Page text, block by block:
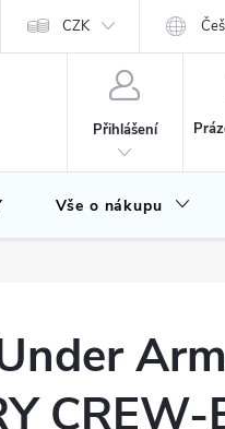
CZK
Přihlášení
Vše o nákupu
CREW-